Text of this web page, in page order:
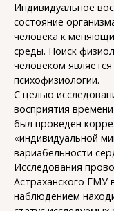
Индивидуальное
состояние
человека к
среды. Поиск
человеком
психофизиологии.
С целью
восприятия
был проведен
«индивидуальной
вариабельности
Исследования
Астраханского ГМУ
наблюдением